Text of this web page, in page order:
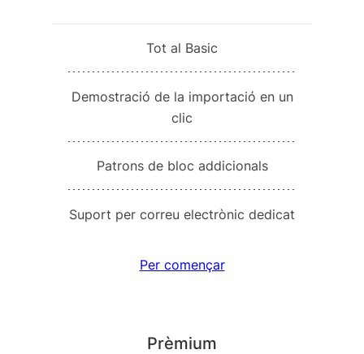
Tot al Basic
Demostració de la importació en un
clic
Patrons de bloc addicionals
Suport per correu electrònic dedicat
Per començar
Prèmium